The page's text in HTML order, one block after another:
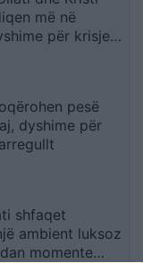
më në
për krisje
pesë
dyshime për
shfaqet
ambient luksoz
momente